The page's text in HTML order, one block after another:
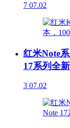
7 07.02
红米Note
17系列全
3 07.02